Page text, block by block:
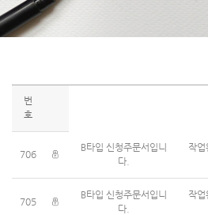
번
호
706
B타입 신청주문서입니
다.
작
705
B타입 신청주문서입니
다.
작